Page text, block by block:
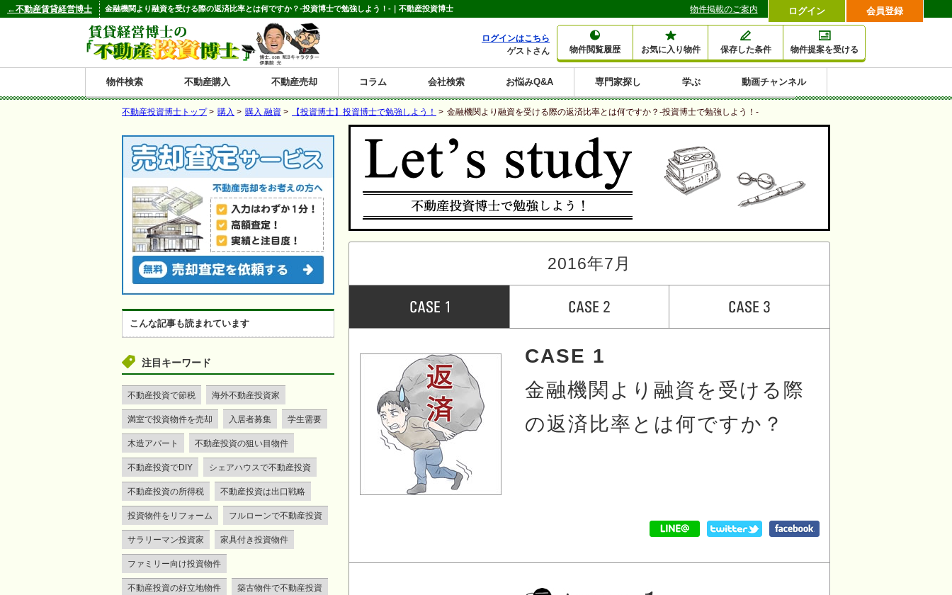
金融機関より融資を受ける際の返済比率とは何ですか？-投資博士で勉強しよう！-｜不動産投資博士
物件閲覧履歴 お気に入り物件 保存した条件 物件提案を受ける
ログインはこちら
ゲストさん
物件検索
青森
秋田
岩手
宮城
山形
福島
東京
埼玉
神奈川
千葉
茨城
栃木
群馬
新潟
富山
石川
福井
長野
山梨
静岡
愛知
岐阜
三重
大阪
兵庫
京都
滋賀
奈良
和歌山
鳥取
岡山
島根
広島
山口
香川
徳島
愛媛
高知
福岡
佐賀
長崎
熊本
大分
宮崎
鹿児島
沖縄 投資マンション
一棟売りアパート
一棟売りマンション
一棟売りビル
店舗・事務所
賃貸併用住宅
戸建賃貸
土地
新築住宅
工場・倉庫
ホテルペンション 利回り7%以上
利回り8%以上
利回り9%以上
利回り10%以上
利回り11%以上
利回り12%以上
利回り13%以上
利回り14%以上
利回り15%以上
利回り16%以上 10%以上アパート投
資
現況満室で安心物件
1,000万円以下小額投
資
人気の築浅・新築物
件
早い者勝ち東京23区
内
不動産購入 不動産売却 コラム
購入コラム
売却コラム
大家さんコラム
賃貸経営コラム
会社検索 お悩みQ&A 専門家探し 学ぶ
セミナー情報検索
空室対策
滞納・退去
賃貸管理
土地活用
相続・税金
金融・保険
口コミ
動画チャンネル
ログイン 会員登録
物件掲載のご案内
←不動産賃貸経営博士
不動産投資博士トップ> 購入 > 購入 融資 > 【投資博士】投資博士で勉強しよう！ > 金融機関より融資を受ける際の返済比率とは何ですか？-投資博士で勉強しよう！-
2016年7月
CASE 1
金融機関より融資を受ける際
の返済比率とは何ですか？
こんな記事も読まれています
注目キーワード
不動産投資で節税 海外不動産投資家
満室で投資物件を売却 入居者募集 学生需要
木造アパート 不動産投資の狙い目物件
不動産投資でDIY シェアハウスで不動産投資
不動産投資の所得税 不動産投資は出口戦略
投資物件をリフォーム フルローンで不動産投資
サラリーマン投資家 家具付き投資物件
ファミリー向け投資物件
不動産投資の好立地物件 築古物件で不動産投資